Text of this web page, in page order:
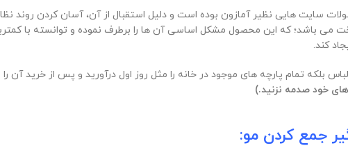
سایت هایی نظیر آمازون بوده است و دلیل استقبال از آن، آسان کردن
باشد؛ که این محصول مشکل اساسی آن ها را برطرف نموده و توانسته با
کند.
بلکه تمام پارچه های موجود در خانه را مثل روز اول درآورید و پس از خرید آن
خود صدمه نزنید.)
جمع کردن مو: